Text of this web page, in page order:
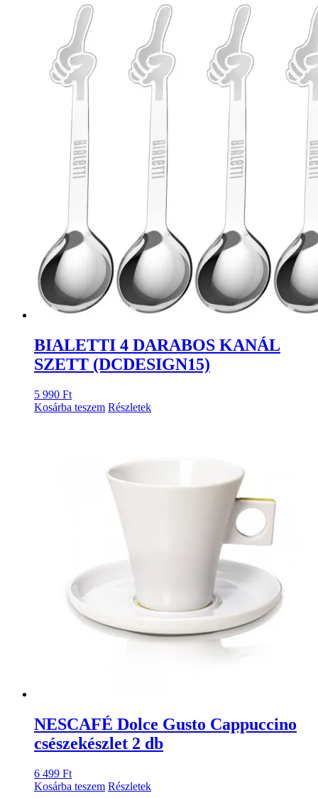
BIALETTI 4 DARABOS KANÁL
SZETT (DCDESIGN15)
5 990 Ft
Kosárba teszem Részletek
NESCAFÉ Dolce Gusto Cappuccino
csészekészlet 2 db
6 499 Ft
Kosárba teszem Részletek